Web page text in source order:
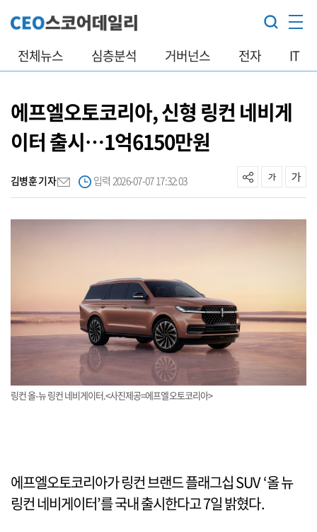
전체뉴스 심층분석 거버넌스 전자 IT
에프엘오토코리아, 신형 링컨 네비게
이터 출시…1억6150만원
김병훈 기자 입력 2026-07-07 17:32:03
링컨 올-뉴 링컨 네비게이터.<사진제공=에프엘오토코리아>
에프엘오토코리아가 링컨 브랜드 플래그십 SUV ‘올 뉴
링컨 네비게이터’를 국내 출시한다고 7일 밝혔다.